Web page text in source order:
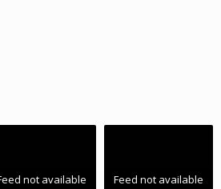
not available Feed not available